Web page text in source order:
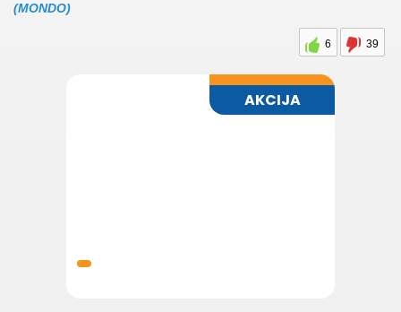
(MONDO)
6 39